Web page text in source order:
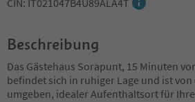
Beschreibung
Das Gästehaus Sorapunt, 15 Minuten
befindet sich in ruhiger Lage und ist
umgeben, idealer Aufenthaltsort für